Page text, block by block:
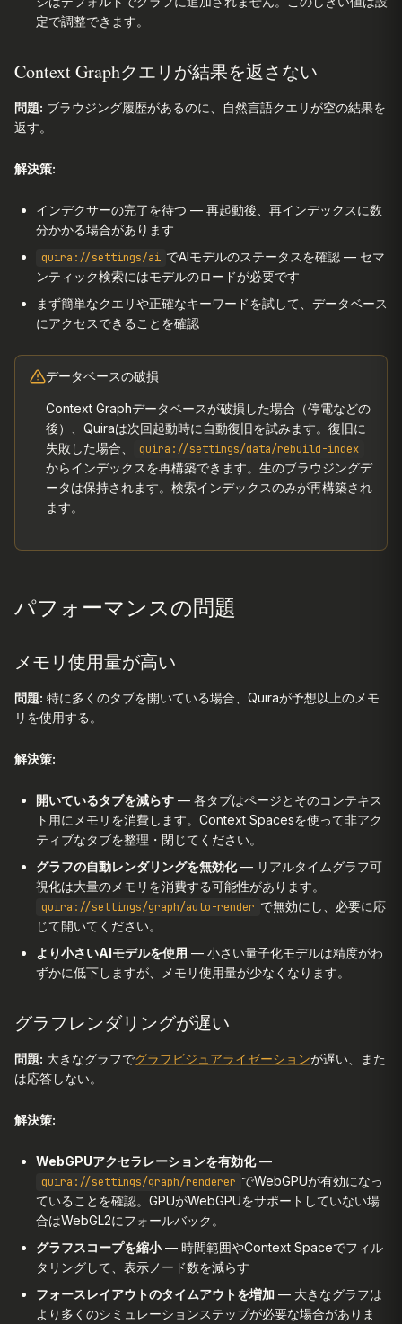
定で調整できます。
Context Graphクエリが結果を返さない
問題: ブラウジング履歴があるのに、自然言語クエリが空の結果を
返す。
解決策:
インデクサーの完了を待つ — 再起動後、再インデックスに数
分かかる場合があります
quira://settings/ai でAIモデルのステータスを確認 — セマ
ンティック検索にはモデルのロードが必要です
まず簡単なクエリや正確なキーワードを試して、データベース
にアクセスできることを確認
データベースの破損
Context Graphデータベースが破損した場合（停電などの
後）、Quiraは次回起動時に自動復旧を試みます。復旧に
失敗した場合、
quira://settings/data/rebuild-index
からインデックスを再構築できます。生のブラウジングデ
ータは保持されます。検索インデックスのみが再構築され
ます。
パフォーマンスの問題
メモリ使用量が高い
問題: 特に多くのタブを開いている場合、Quiraが予想以上のメモ
リを使用する。
解決策:
開いているタブを減らす — 各タブはページとそのコンテキス
ト用にメモリを消費します。Context Spacesを使って非アク
ティブなタブを整理・閉じてください。
グラフの自動レンダリングを無効化— リアルタイムグラフ可
視化は大量のメモリを消費する可能性があります。
quira://settings/graph/auto-render で無効にし、必要に応
じて開いてください。
より小さいAIモデルを使用 — 小さい量子化モデルは精度がわ
ずかに低下しますが、メモリ使用量が少なくなります。
グラフレンダリングが遅い
問題: 大きなグラフでグラフビジュアライゼーションが遅い、また
は応答しない。
解決策:
WebGPUアクセラレーションを有効化—
quira://settings/graph/renderer でWebGPUが有効になっ
ていることを確認。GPUがWebGPUをサポートしていない場
合はWebGL2にフォールバック。
グラフスコープを縮小— 時間範囲やContext Spaceでフィル
タリングして、表示ノード数を減らす
フォースレイアウトのタイムアウトを増加 — 大きなグラフは
より多くのシミュレーションステップが必要な場合がありま